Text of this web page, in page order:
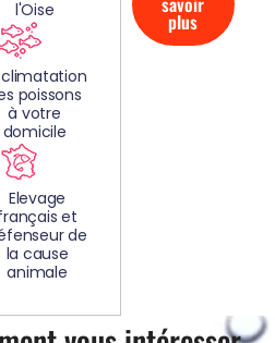
l'Oise
poissons
à votre
domicile
Elevage
et
de
la cause
animale
plus